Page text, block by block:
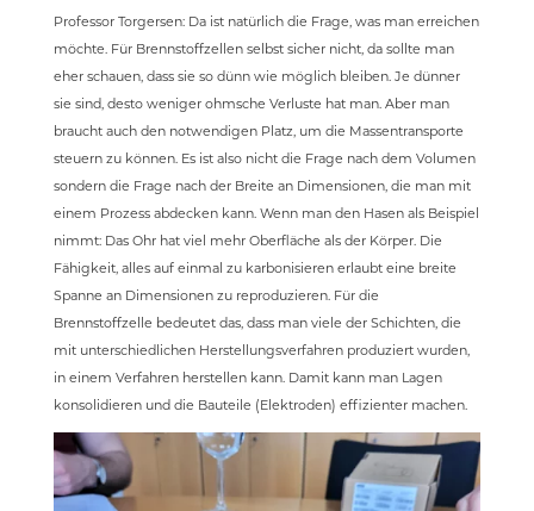
Professor Torgersen: Da ist natürlich die Frage, was man erreichen
möchte. Für Brennstoffzellen selbst sicher nicht, da sollte man
eher schauen, dass sie so dünn wie möglich bleiben. Je dünner
sie sind, desto weniger ohmsche Verluste hat man. Aber man
braucht auch den notwendigen Platz, um die Massentransporte
steuern zu können. Es ist also nicht die Frage nach dem Volumen
sondern die Frage nach der Breite an Dimensionen, die man mit
einem Prozess abdecken kann. Wenn man den Hasen als Beispiel
nimmt: Das Ohr hat viel mehr Oberfläche als der Körper. Die
Fähigkeit, alles auf einmal zu karbonisieren erlaubt eine breite
Spanne an Dimensionen zu reproduzieren. Für die
Brennstoffzelle bedeutet das, dass man viele der Schichten, die
mit unterschiedlichen Herstellungsverfahren produziert wurden,
in einem Verfahren herstellen kann. Damit kann man Lagen
konsolidieren und die Bauteile (Elektroden) effizienter machen.